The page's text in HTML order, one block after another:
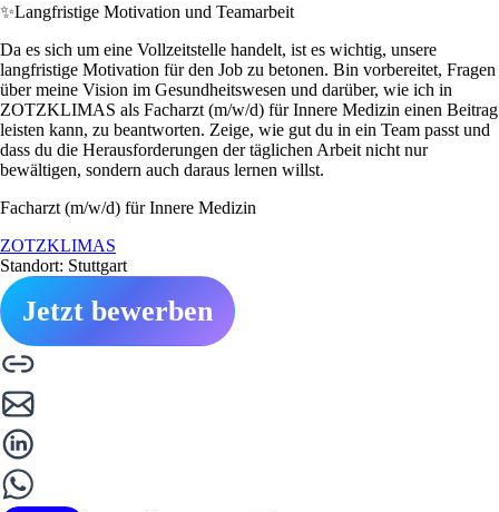
✨Langfristige Motivation und Teamarbeit
Da es sich um eine Vollzeitstelle handelt, ist es wichtig, unsere
langfristige Motivation für den Job zu betonen. Bin vorbereitet, Fragen
über meine Vision im Gesundheitswesen und darüber, wie ich in
ZOTZKLIMAS als Facharzt (m/w/d) für Innere Medizin einen Beitrag
leisten kann, zu beantworten. Zeige, wie gut du in ein Team passt und
dass du die Herausforderungen der täglichen Arbeit nicht nur
bewältigen, sondern auch daraus lernen willst.
Facharzt (m/w/d) für Innere Medizin
ZOTZKLIMAS
Standort: Stuttgart
Jetzt bewerben